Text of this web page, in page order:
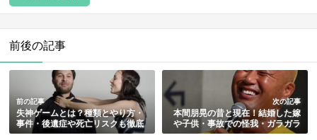
前後の記事
前の記事
失神ゲームとは？種類とやり方・
事件・後遺症や死亡リスクも徹底
解説【動画あり】
次の記事
本間朋晃の昔と現在！結婚した嫁
や子供・事故での怪我・ガラガラ
声の理由や復活動画も総まとめ